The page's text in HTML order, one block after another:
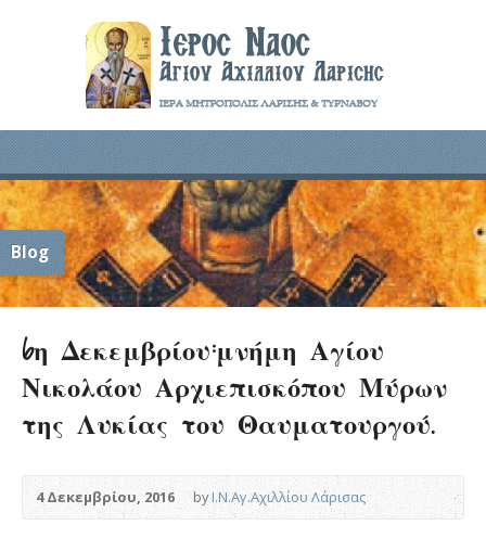
Blog
6η Δεκεμβρίου:μνήμη Αγίου
Νικολάου Αρχιεπισκόπου Μύρων
της Λυκίας του Θαυματουργού.
4 Δεκεμβρίου, 2016 byΙ.Ν.Αγ.Αχιλλίου Λάρισας